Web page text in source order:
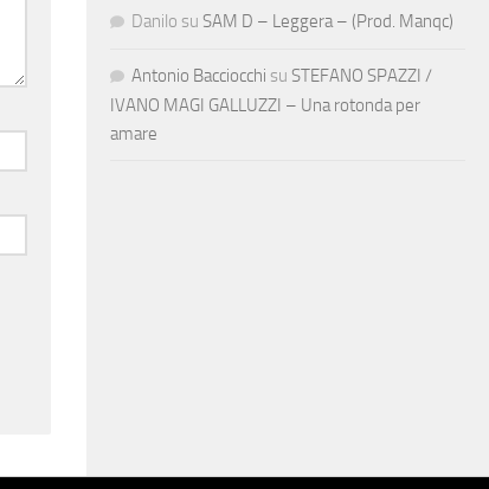
Danilo su SAM D – Leggera – (Prod. Manqc)
Antonio Bacciocchi su STEFANO SPAZZI /
IVANO MAGI GALLUZZI – Una rotonda per
amare